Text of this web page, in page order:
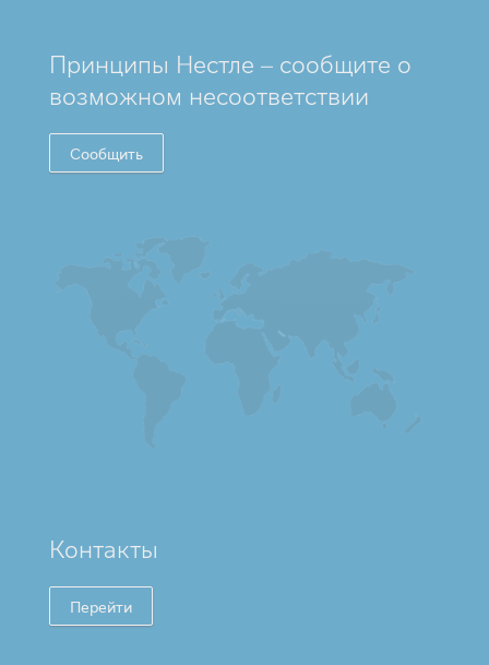
Принципы Нестле – сообщите о
возможном несоответствии
Сообщить
Контакты
Перейти